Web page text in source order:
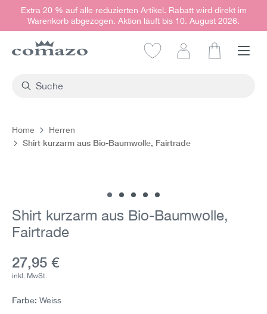
springen
Extra 20 % auf alle reduzierten Artikel. Rabatt wird direkt im
Warenkorb abgezogen. Aktion läuft bis 10. August 2026.
Home Herren
Shirt kurzarm aus Bio-Baumwolle, Fairtrade
Shirt kurzarm aus Bio-Baumwolle,
Fairtrade
Aktueller Preis:
27,95 €
inkl. MwSt.
Farbe: Weiss